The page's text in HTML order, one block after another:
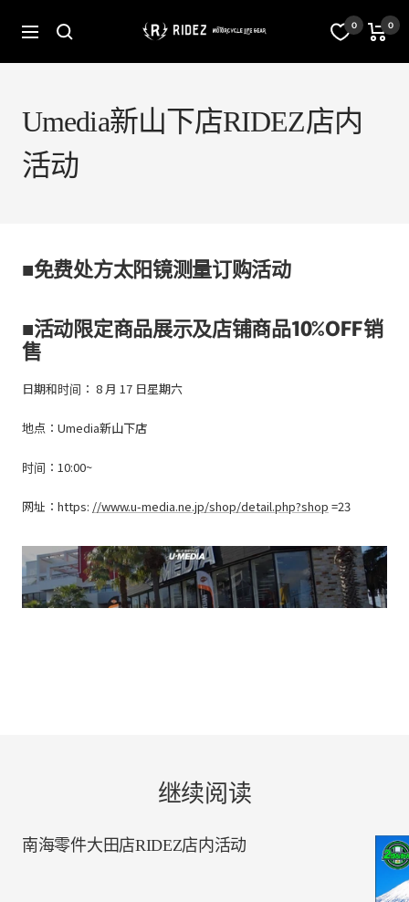
容
导
オ
フ
ィ
ル
ス
0 0
Umedia新山下店RIDEZ店内
活动
■免费处方太阳镜测量订购活动
■活动限定商品展示及店铺商品10%OFF销
售
日期和时间： 8 月 17 日星期六
地点：Umedia新山下店
时间：10:00~
网址：https: //www.u-media.ne.jp/shop/detail.php?shop =23
继续阅读
南海零件大田店RIDEZ店内活动